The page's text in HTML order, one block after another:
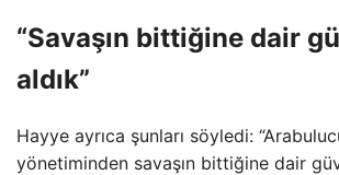
“Savaşın bittiğine dair
aldık”
Hayye ayrıca şunları söyledi:
yönetiminden savaşın bittiğine dair